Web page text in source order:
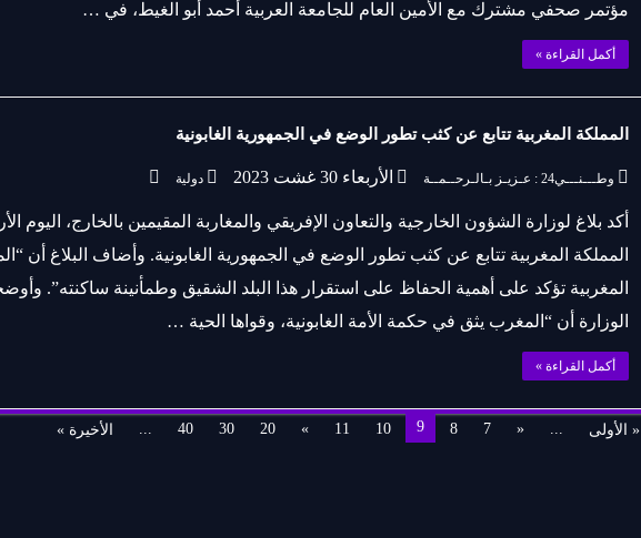
مؤتمر صحفي مشترك مع الأمين العام للجامعة العربية أحمد أبو الغيط، في …
أكمل القراءة »
المملكة المغربية تتابع عن كثب تطور الوضع في الجمهورية الغابونية
وطـــنـــي24 : عـزيـز بـالـرحــمــة الأربعاء 30 غشت 2023 دولية
أكد بلاغ لوزارة الشؤون الخارجية والتعاون الإفريقي والمغاربة المقيمين بالخارج، اليوم
المملكة المغربية تتابع عن كثب تطور الوضع في الجمهورية الغابونية. وأضاف البلاغ أن
المغربية تؤكد على أهمية الحفاظ على استقرار هذا البلد الشقيق وطمأنينة ساكنته”.
الوزارة أن “المغرب يثق في حكمة الأمة الغابونية، وقواها الحية …
أكمل القراءة »
« الأولى ...
«
7
8
9
10
11
»
20
30
40
... الأخيرة »